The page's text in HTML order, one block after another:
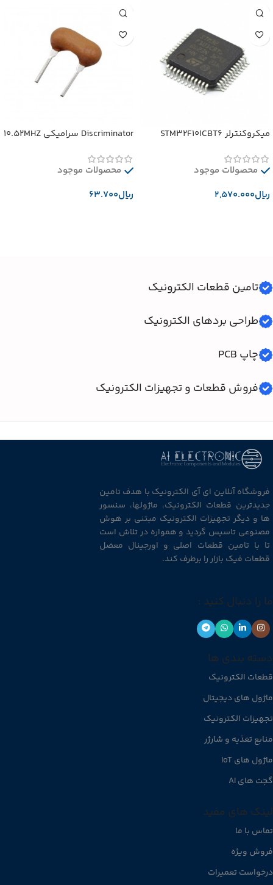
میکروکنترلر STM32F101CBT6
محصولات موجود
﷼
Discriminator سرامیکی 10.52MHZ
محصولات موجود
﷼
تامین قطعات الکترونیک
طراحی بردهای الکترونیک
چاپ PCB
فروش قطعات و تجهیزات الکترونیک
فروشگاه آنلاین ای آی الکترونیک با هدف تامین
جدیدترین قطعات الکترونیک، ماژولها، سنسور
ها و دیگر تجهیزات الکترونیک مبتنی بر هوش
مصنوعی تاسیس گردید و همواره در تلاش است
تا با تامین قطعات اصلی و اورجینال معضل
قطعات فیک بازار را برطرف کند.
ما را دنبال کنید :
دسته بندی ها
قطعات الکترونیک
ماژول های دیجیتال
تجهیزات الکترونیک
منابع تغذیه و شارژر
ماژول های IoT
گجت های AI
لینک های مفید
تماس با ما
فروش ویژه
درخواست تعمیرات